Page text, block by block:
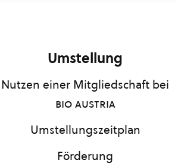
Umstellung
Nutzen einer Mitgliedschaft bei
bio austria
Umstellungszeitplan
Förderung